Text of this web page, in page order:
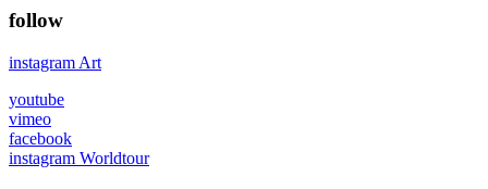
follow
instagram Art
youtube
vimeo
facebook
instagram Worldtour